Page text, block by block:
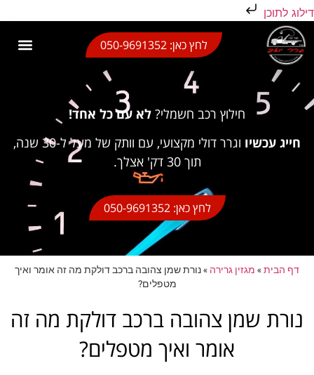
דילוג לתוכן
לחץ כאן: 050-9691352
חילוץ רכב חשמלי? לא עם כל אחד!
חייג עכשיו
וגרר דולי מקצועי, עם וותק של מעל ל-30 שנה,
תוך 30 דק' אצלך.
לחץ כאן: 050-9691352
דף הבית» מגזין גרירה »נורת שמן צהובה ברכב דולקת מה זה אומר ואיך
מטפלים?
נורת שמן צהובה ברכב דולקת מה זה
אומר ואיך מטפלים?